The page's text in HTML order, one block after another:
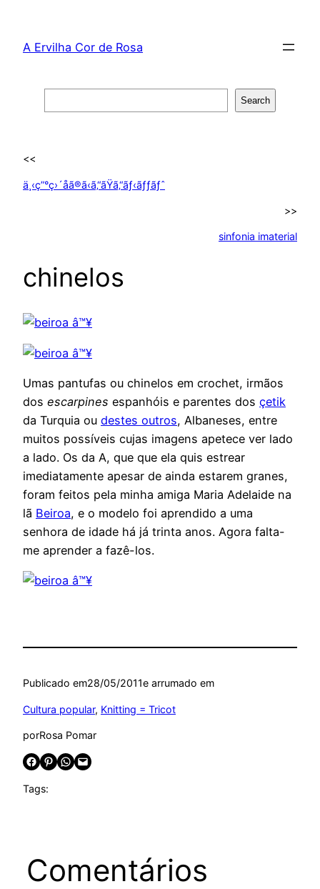
content
A Ervilha Cor de Rosa
Search
<<
ä¸‹ç”°ç›´å­ã®ã‹ã‚“ãŸã‚“ãƒ‹ãƒƒãƒˆ
>>
sinfonia imaterial
chinelos
Umas pantufas ou chinelos em crochet, irmãos
dos escarpines espanhóis e parentes dos çetik
da Turquia ou destes outros, Albaneses, entre
muitos possíveis cujas imagens apetece ver lado
a lado. Os da A, que que ela quis estrear
imediatamente apesar de ainda estarem granes,
foram feitos pela minha amiga Maria Adelaide na
lã Beiroa, e o modelo foi aprendido a uma
senhora de idade há já trinta anos. Agora falta-
me aprender a fazê-los.
Publicado em28/05/2011e arrumado em
Cultura popular, Knitting = Tricot
porRosa Pomar
Share on Facebook Share on Pinterest Share on WhatsApp Email this Page
Tags:
Comentários